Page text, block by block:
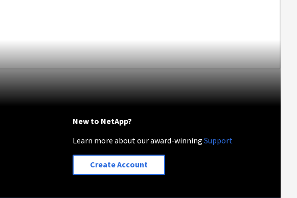
New to NetApp?
Learn more about our award-winningSupport
Create Account